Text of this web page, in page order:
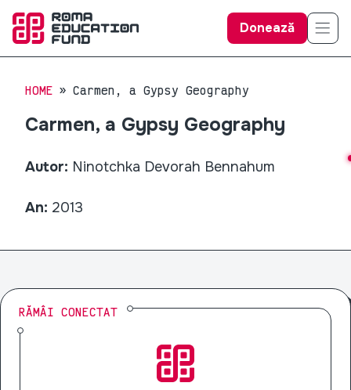
Donează
HOME Carmen, a Gypsy Geography
Carmen, a Gypsy Geography
Autor: Ninotchka Devorah Bennahum
An: 2013
RĂMÂI CONECTAT